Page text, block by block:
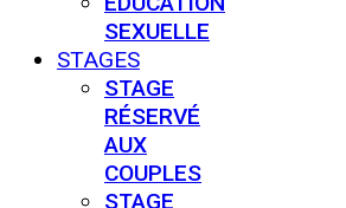
SEXUELLE
STAGES
STAGE
RÉSERVÉ
AUX
COUPLES
STAGE